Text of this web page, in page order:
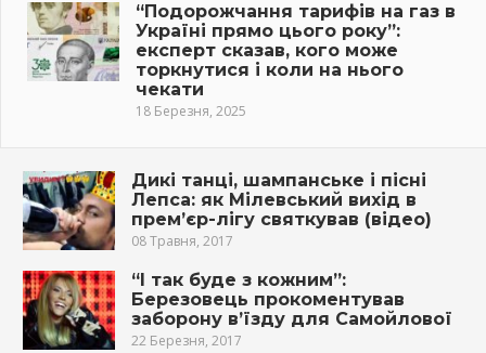
“Подорожчання тарифів на газ в
Україні прямо цього року”:
експерт сказав, кого може
торкнутися і коли на нього
чекати
18 Березня, 2025
Дикі танці, шампанське і пісні
Лепса: як Мілевський вихід в
прем’єр-лігу святкував (відео)
08 Травня, 2017
“І так буде з кожним”:
Березовець прокоментував
заборону в’їзду для Самойлової
22 Березня, 2017